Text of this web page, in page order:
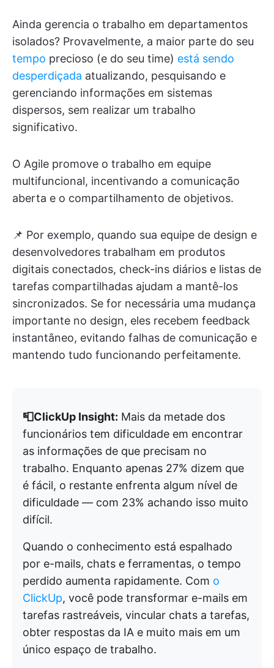
Ainda gerencia o trabalho em departamentos
isolados? Provavelmente, a maior parte do seu
tempo precioso (e do seu time) está sendo
desperdiçada atualizando, pesquisando e
gerenciando informações em sistemas
dispersos, sem realizar um trabalho
significativo.
O Agile promove o trabalho em equipe
multifuncional, incentivando a comunicação
aberta e o compartilhamento de objetivos.
📌 Por exemplo, quando sua equipe de design e
desenvolvedores trabalham em produtos
digitais conectados, check-ins diários e listas de
tarefas compartilhadas ajudam a mantê-los
sincronizados. Se for necessária uma mudança
importante no design, eles recebem feedback
instantâneo, evitando falhas de comunicação e
mantendo tudo funcionando perfeitamente.
📮ClickUp Insight: Mais da metade dos
funcionários tem dificuldade em encontrar
as informações de que precisam no
trabalho. Enquanto apenas 27% dizem que
é fácil, o restante enfrenta algum nível de
dificuldade — com 23% achando isso muito
difícil.
Quando o conhecimento está espalhado
por e-mails, chats e ferramentas, o tempo
perdido aumenta rapidamente. Com o
ClickUp, você pode transformar e-mails em
tarefas rastreáveis, vincular chats a tarefas,
obter respostas da IA e muito mais em um
único espaço de trabalho.